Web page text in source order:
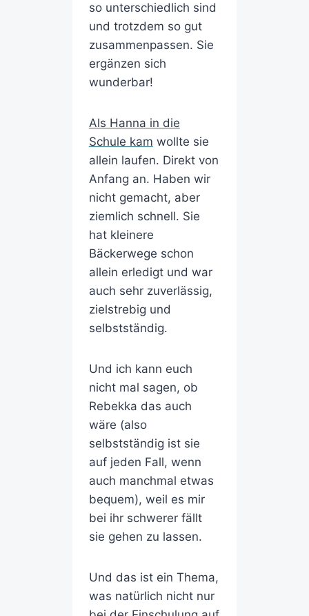
so unterschiedlich sind
und trotzdem so gut
zusammenpassen. Sie
ergänzen sich
wunderbar!
Als Hanna in die
Schule kam wollte sie
allein laufen. Direkt von
Anfang an. Haben wir
nicht gemacht, aber
ziemlich schnell. Sie
hat kleinere
Bäckerwege schon
allein erledigt und war
auch sehr zuverlässig,
zielstrebig und
selbstständig.
Und ich kann euch
nicht mal sagen, ob
Rebekka das auch
wäre (also
selbstständig ist sie
auf jeden Fall, wenn
auch manchmal etwas
bequem), weil es mir
bei ihr schwerer fällt
sie gehen zu lassen.
Und das ist ein Thema,
was natürlich nicht nur